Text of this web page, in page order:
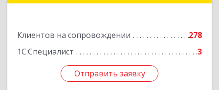
Клиентов на сопровождении
278
1С:Специалист
3
Отправить заявку
Подробнее
Отправить заявку